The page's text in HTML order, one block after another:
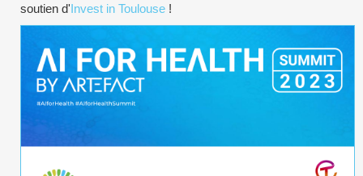
soutien d'Invest in Toulouse !